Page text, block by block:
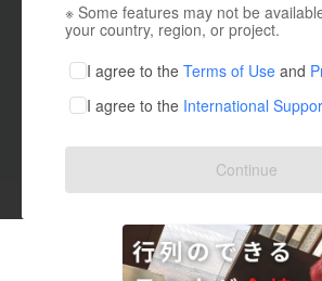
アート・写
テクノロジ
映像・映画
ビジネス・
まちづくり
※ Some features may not be
your country, region, or project.
I agree to the Terms of Use and
I agree to the International
Continue